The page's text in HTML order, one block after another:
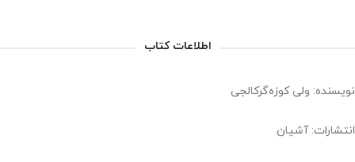
اطلاعات کتاب
نویسنده: ولی کوزه‌گرکالجی
انتشارات: آشیان